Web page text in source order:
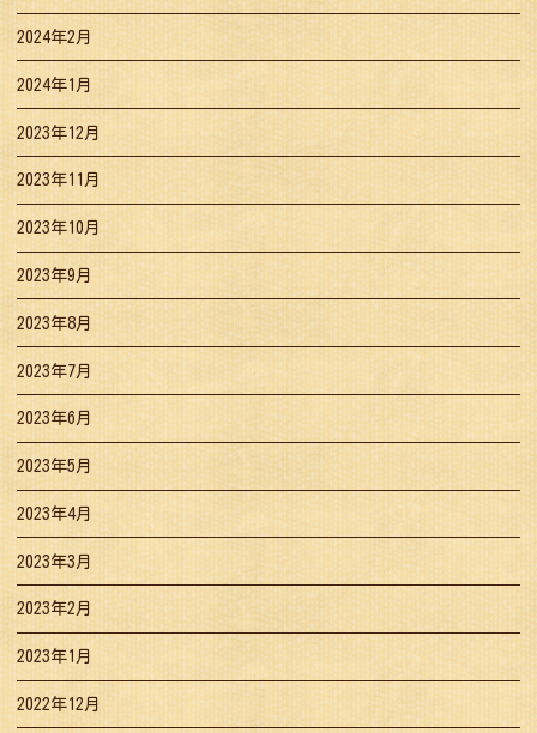
2024年2月
2024年1月
2023年12月
2023年11月
2023年10月
2023年9月
2023年8月
2023年7月
2023年6月
2023年5月
2023年4月
2023年3月
2023年2月
2023年1月
2022年12月